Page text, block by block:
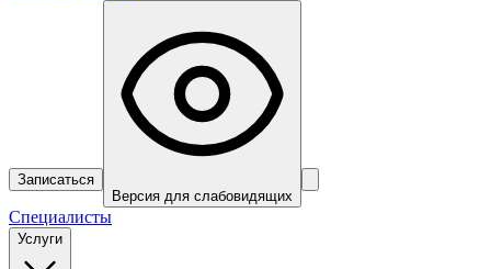
Записаться
Версия для слабовидящих
Специалисты
Услуги